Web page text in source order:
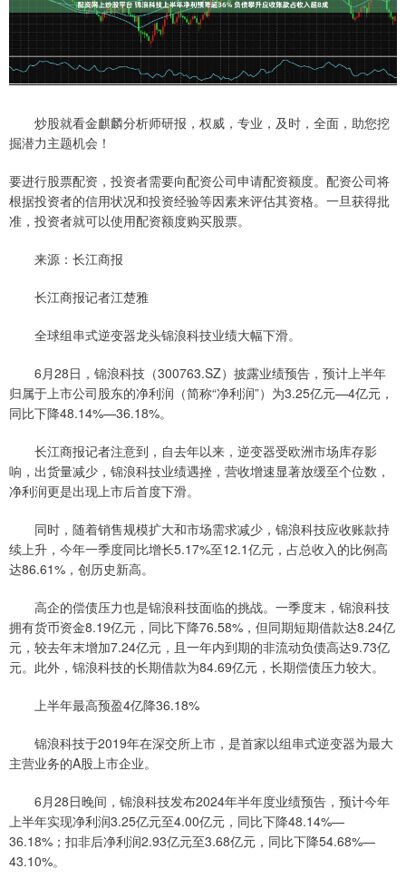
炒股就看金麒麟分析师研报，权威，专业，及时，全面，助您挖
掘潜力主题机会！
要进行股票配资，投资者需要向配资公司申请配资额度。配资公司将
根据投资者的信用状况和投资经验等因素来评估其资格。一旦获得批
准，投资者就可以使用配资额度购买股票。
来源：长江商报
长江商报记者江楚雅
全球组串式逆变器龙头锦浪科技业绩大幅下滑。
6月28日，锦浪科技（300763.SZ）披露业绩预告，预计上半年
归属于上市公司股东的净利润（简称“净利润”）为3.25亿元—4亿元，
同比下降48.14%—36.18%。
长江商报记者注意到，自去年以来，逆变器受欧洲市场库存影
响，出货量减少，锦浪科技业绩遇挫，营收增速显著放缓至个位数，
净利润更是出现上市后首度下滑。
同时，随着销售规模扩大和市场需求减少，锦浪科技应收账款持
续上升，今年一季度同比增长5.17%至12.1亿元，占总收入的比例高
达86.61%，创历史新高。
高企的偿债压力也是锦浪科技面临的挑战。一季度末，锦浪科技
拥有货币资金8.19亿元，同比下降76.58%，但同期短期借款达8.24亿
元，较去年末增加7.24亿元，且一年内到期的非流动负债高达9.73亿
元。此外，锦浪科技的长期借款为84.69亿元，长期偿债压力较大。
上半年最高预盈4亿降36.18%
锦浪科技于2019年在深交所上市，是首家以组串式逆变器为最大
主营业务的A股上市企业。
6月28日晚间，锦浪科技发布2024年半年度业绩预告，预计今年
上半年实现净利润3.25亿元至4.00亿元，同比下降48.14%—
36.18%；扣非后净利润2.93亿元至3.68亿元，同比下降54.68%—
43.10%。